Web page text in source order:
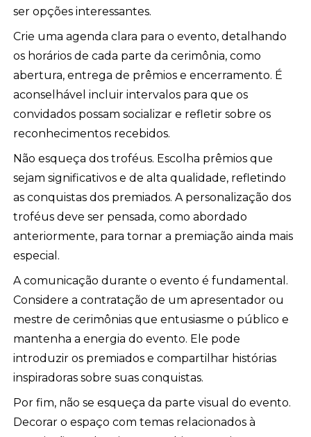
ser opções interessantes.
Crie uma agenda clara para o evento, detalhando
os horários de cada parte da cerimônia, como
abertura, entrega de prêmios e encerramento. É
aconselhável incluir intervalos para que os
convidados possam socializar e refletir sobre os
reconhecimentos recebidos.
Não esqueça dos troféus. Escolha prêmios que
sejam significativos e de alta qualidade, refletindo
as conquistas dos premiados. A personalização dos
troféus deve ser pensada, como abordado
anteriormente, para tornar a premiação ainda mais
especial.
A comunicação durante o evento é fundamental.
Considere a contratação de um apresentador ou
mestre de cerimônias que entusiasme o público e
mantenha a energia do evento. Ele pode
introduzir os premiados e compartilhar histórias
inspiradoras sobre suas conquistas.
Por fim, não se esqueça da parte visual do evento.
Decorar o espaço com temas relacionados à